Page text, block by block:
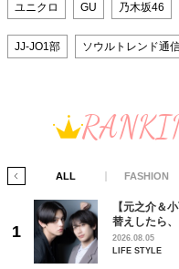
ユニクロ GU 乃木坂46
JJ-JO1部 ソウルトレンド通
ALL FASHION
【元之介＆
替えしたら
どうやら俺の
送記念イン
2026.08.05
LIFE STYLE